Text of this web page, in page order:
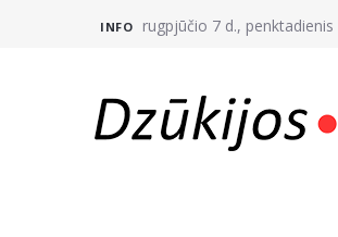
INFO rugpjūčio 7 d., penktadienis